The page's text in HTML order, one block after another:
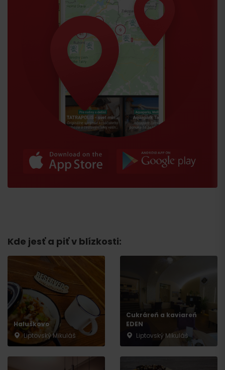
Kde jesť a piť v blízkosti:
Haluškovo
Liptovský Mikuláš
Cukráreň a kaviareň
EDEN
Liptovský Mikuláš